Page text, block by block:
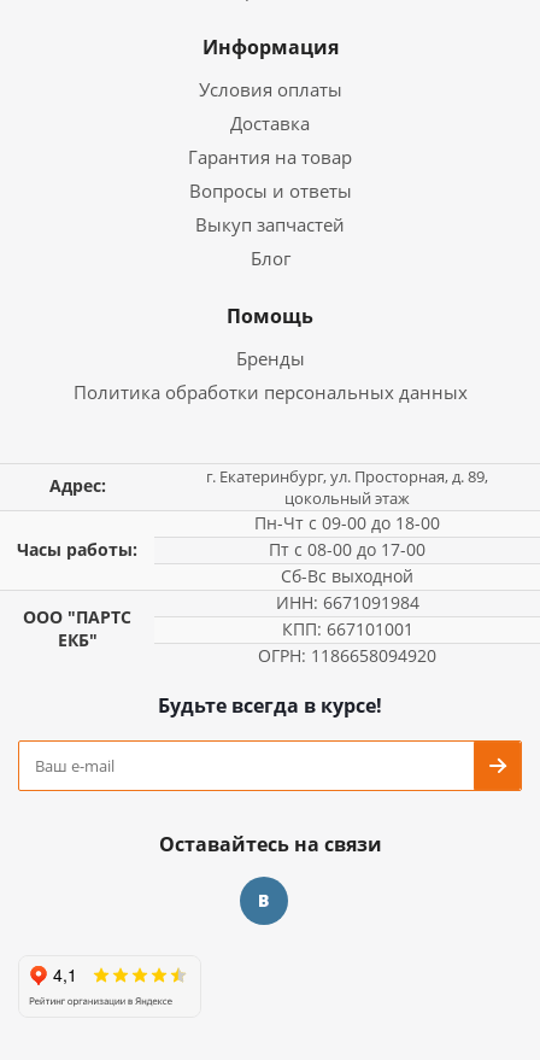
Информация
Условия оплаты
Доставка
Гарантия на товар
Вопросы и ответы
Выкуп запчастей
Блог
Помощь
Бренды
Политика обработки персональных данных
Адрес:
г. Екатеринбург, ул. Просторная, д. 89,
цокольный этаж
Часы работы:
Пн-Чт с 09-00 до 18-00
Пт с 08-00 до 17-00
Сб-Вс выходной
ООО "ПАРТС
ЕКБ"
ИНН: 6671091984
КПП: 667101001
ОГРН: 1186658094920
Будьте всегда в курсе!
Оставайтесь на связи